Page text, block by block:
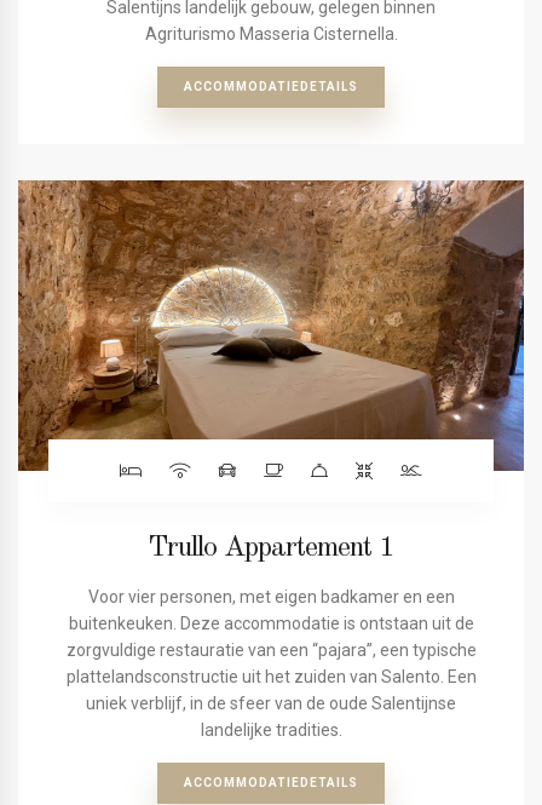
Salentijns landelijk gebouw, gelegen binnen
Agriturismo Masseria Cisternella.
ACCOMMODATIEDETAILS
Trullo Appartement 1
Voor vier personen, met eigen badkamer en een
buitenkeuken. Deze accommodatie is ontstaan uit de
zorgvuldige restauratie van een “pajara”, een typische
plattelandsconstructie uit het zuiden van Salento. Een
uniek verblijf, in de sfeer van de oude Salentijnse
landelijke tradities.
ACCOMMODATIEDETAILS